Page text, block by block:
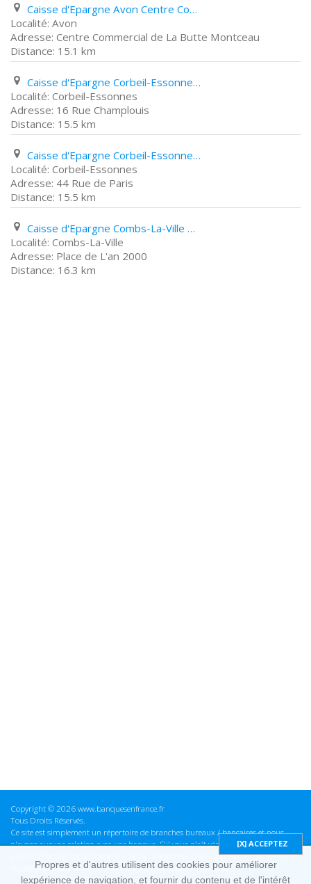
Caisse d'Epargne Avon Centre Commercial de La Butte Montceau
Avon
Centre Commercial de La Butte Montceau
15.1 km
Caisse d'Epargne Corbeil-Essonnes 16 Rue Champlouis
Corbeil-Essonnes
16 Rue Champlouis
15.5 km
Caisse d'Epargne Corbeil-Essonnes 44 Rue de Paris
Corbeil-Essonnes
44 Rue de Paris
15.5 km
Caisse d'Epargne Combs-La-Ville Place de L'an 2000
Combs-La-Ville
Place de L'an 2000
16.3 km
Copyright © 2026 www.banquesenfrance.fr
Tous Droits Réservés.
Ce site est simplement un répertoire de branches bureaux / bancaires et nous
n'avons aucune relation avec une banque. S'il vous plaît vérifier ces informations
avant d'effectuer toute opération, nous ne sommes pas responsables des erreurs
ou des omissions dans les informations que nous fournissons.
Propres et d'autres utilisent des cookies pour améliorer
lexpérience de navigation, et fournir du contenu et de l'intérêt